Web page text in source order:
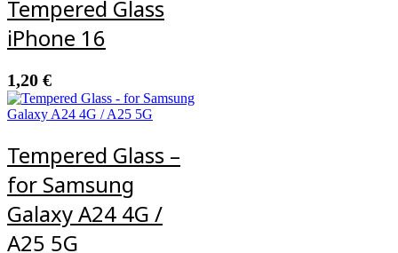
Tempered Glass
iPhone 16
1,20 €
Tempered Glass –
for Samsung
Galaxy A24 4G /
A25 5G